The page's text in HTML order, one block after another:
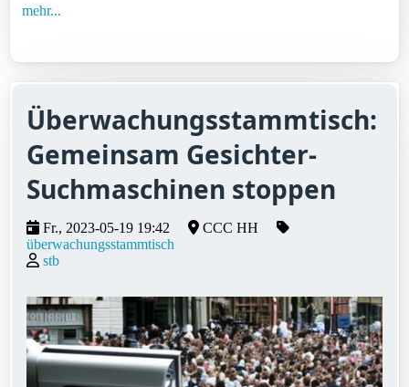
mehr...
Überwachungsstammtisch:
Gemeinsam Gesichter-
Suchmaschinen stoppen
Fr., 2023-05-19 19:42
CCC HH
überwachungsstammtisch
stb